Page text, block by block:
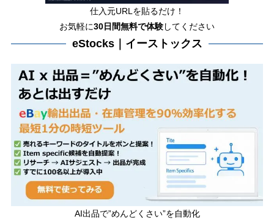
仕入元URLを貼るだけ！
お気軽に30日間無料で体験してください
eStocks｜イーストックス
AI出品で”めんどくさい”を自動化